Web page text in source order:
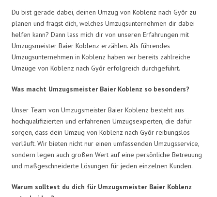
Du bist gerade dabei, deinen Umzug von Koblenz nach Győr zu
planen und fragst dich, welches Umzugsunternehmen dir dabei
helfen kann? Dann lass mich dir von unseren Erfahrungen mit
Umzugsmeister Baier Koblenz erzählen. Als führendes
Umzugsunternehmen in Koblenz haben wir bereits zahlreiche
Umzüge von Koblenz nach Győr erfolgreich durchgeführt.
Was macht Umzugsmeister Baier Koblenz so besonders?
Unser Team von Umzugsmeister Baier Koblenz besteht aus
hochqualifizierten und erfahrenen Umzugsexperten, die dafür
sorgen, dass dein Umzug von Koblenz nach Győr reibungslos
verläuft. Wir bieten nicht nur einen umfassenden Umzugsservice,
sondern legen auch großen Wert auf eine persönliche Betreuung
und maßgeschneiderte Lösungen für jeden einzelnen Kunden.
Warum solltest du dich für Umzugsmeister Baier Koblenz